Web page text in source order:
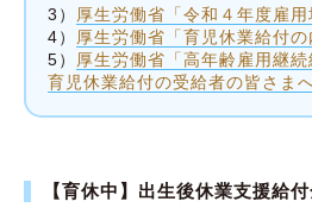
3） 厚生労働省「令和４年度雇用
4） 厚生労働省「育児休業給付の
5） 厚生労働省「高年齢雇用継
育児休業給付の受給者の皆さまへ
【育休中】出生後休業支援給